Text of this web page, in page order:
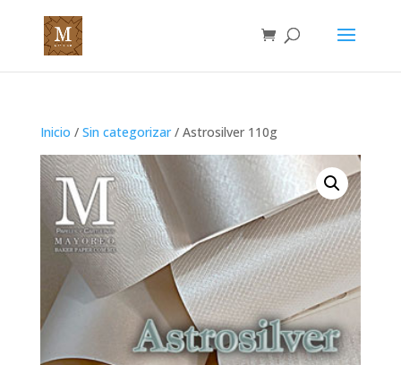
Inicio / Sin categorizar/ Astrosilver 110g